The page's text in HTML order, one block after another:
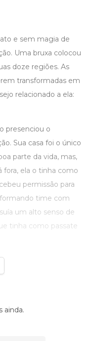
e sem magia de
Uma bruxa colocou
doze regiões. As
transformadas em
relacionado a ela:
presenciou o
Sua casa foi o único
parte da vida, mas,
ela o tinha como
permissão para
formando time com
um alto senso de
tinha como passate
ainda.